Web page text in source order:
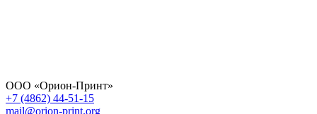
ООО «Орион-Принт»
+7 (4862) 44-51-15
mail@orion-print.org